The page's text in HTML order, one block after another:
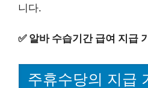
니다.
✅ 알바 수습기간 급여 지급
주휴수당의 지급